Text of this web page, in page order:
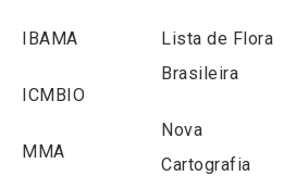
IBAMA
ICMBIO
MMA
Lista de Flora
Brasileira
Nova
Cartografia